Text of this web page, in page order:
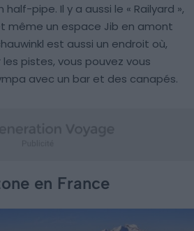
pipe. Il y a aussi le « Railyard »,
même un espace Jib en amont
est aussi un endroit où,
pistes, vous pouvez vous
avec un bar et des canapés.
en France